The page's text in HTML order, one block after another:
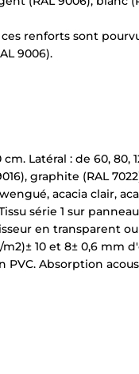
renforts sont
9006).
Latéral : de 60, 80,
graphite (RAL
acacia clair,
série 1 sur
en transparent
10 et 8± 0,6 mm
Absorption